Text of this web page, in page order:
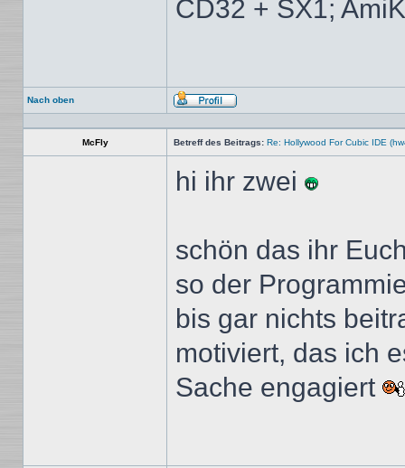
CD32 + SX1;
Nach oben
Profil
McFly Betreff des Beitrags: Re: Hollywood For Cubic IDE
hi ihr zwei
schön das ihr
so der
bis gar nichts
motiviert, das ich
Sache engagiert